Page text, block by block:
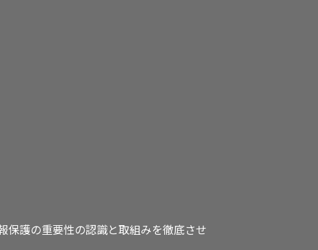
保護の重要性の認識と取組みを徹底させ